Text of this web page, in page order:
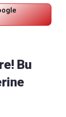
Bu